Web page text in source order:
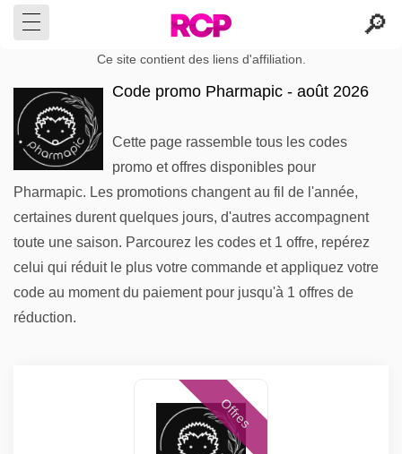
Ce site contient des liens d'affiliation.
Code promo Pharmapic - août 2026
Cette page rassemble tous les codes
promo et offres disponibles pour
Pharmapic. Les promotions changent au fil de l'année,
certaines durent quelques jours, d'autres accompagnent
toute une saison. Parcourez les codes et 1 offre, repérez
celui qui réduit le plus votre commande et appliquez votre
code au moment du paiement pour jusqu'à 1 offres de
réduction.
Offres